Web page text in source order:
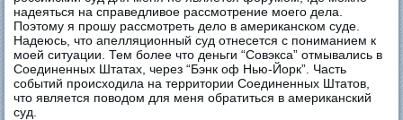
надеяться на справедливое рассмотрение моего дела.
Поэтому я прошу рассмотреть дело в американском суде.
Надеюсь, что апелляционный суд отнесется с пониманием к
моей ситуации. Тем более что деньги “Совэкса” отмывались в
Соединенных Штатах, через “Бэнк оф Нью-Йорк”. Часть
событий происходила на территории Соединенных Штатов,
что является поводом для меня обратиться в американский
суд.